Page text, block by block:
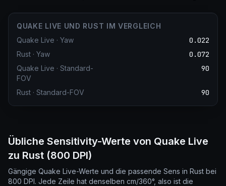
QUAKE LIVE UND RUST IM VERGLEICH
Quake Live · Yaw 0.022
Rust · Yaw 0.072
Quake Live · Standard-
FOV
90
Rust · Standard-FOV 90
Übliche Sensitivity-Werte von Quake Live
zu Rust (800 DPI)
Gängige Quake Live-Werte und die passende Sens in Rust bei
800 DPI. Jede Zeile hat denselben cm/360°, also ist die